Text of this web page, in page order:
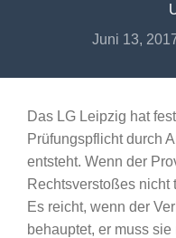
Juni 13,
Das LG Leipzig hat
Prüfungspflicht durch
entsteht. Wenn der
Rechtsverstoßes nicht
Es reicht, wenn der
behauptet, er muss